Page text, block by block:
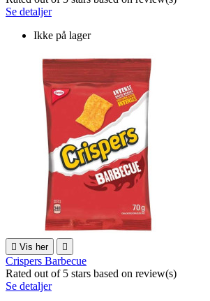
Se detaljer
Ikke på lager
 Vis her 
Crispers Barbecue
Rated out of 5 stars based on review(s)
Se detaljer